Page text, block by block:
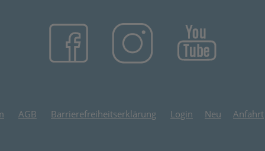
(öffnet in neuem Tab)(öffnet in neuem Tab)
AGB Barrierefreiheitserklärung Login Neu Anfahrt